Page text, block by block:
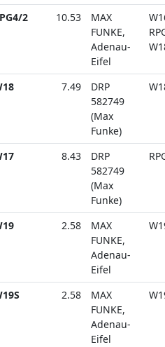
2 10.53
MAX
FUNKE,
Adenau-
Eifel
7.49
DRP
582749
(Max
Funke)
8.43
DRP
582749
(Max
Funke)
2.58
MAX
FUNKE,
Adenau-
Eifel
2.58
MAX
FUNKE,
Adenau-
Eifel